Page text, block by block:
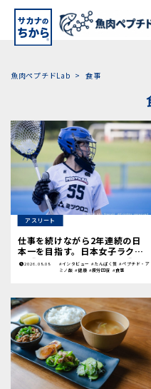
魚肉ペプチドLab > 食事
アスリート
仕事を続けながら2年連続の日
本一を目指す。日本女子ラクロ
ス「MISTRAL」を支える「サ
カナのちから」
2026.08.08 #インタビュー #たんぱく質 #ペプチド・ア
ミノ酸 #健康 #疲労回復 #食事